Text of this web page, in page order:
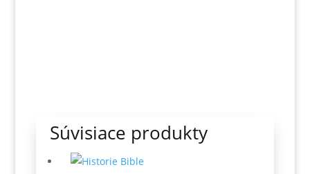
Súvisiace produkty